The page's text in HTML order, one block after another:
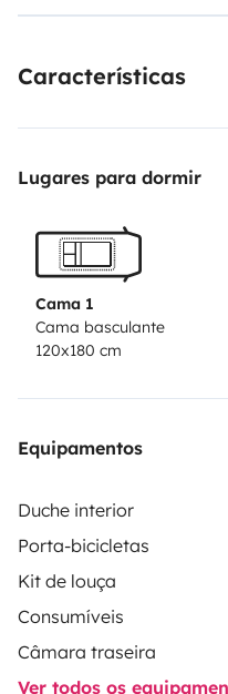
moderne Ausstattung.
Küche, ein kompaktes
Reisen! Das Wohnmobil
unvergessliche
Características
Lugares para dormir
Cama 1
Cama basculante
120x180 cm
Equipamentos
Duche interior
Porta-bicicletas
Kit de louça
Consumíveis
Câmara traseira
Ver todos os